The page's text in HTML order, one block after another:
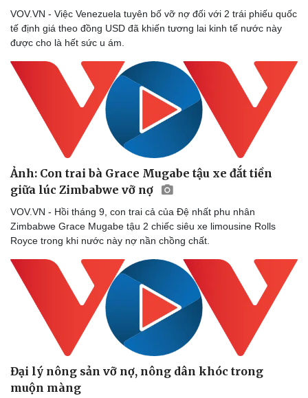
Dinh dưỡng - món ngon
Cây thuốc
Đời sống
Nhà đẹp
VOV.VN - Việc Venezuela tuyên bố vỡ nợ đối với 2 trái phiếu quốc
tế định giá theo đồng USD đã khiến tương lai kinh tế nước này
được cho là hết sức u ám.
Ảnh: Con trai bà Grace Mugabe tậu xe đắt tiền
giữa lúc Zimbabwe vỡ nợ
VOV.VN - Hồi tháng 9, con trai cả của Đệ nhất phu nhân
Zimbabwe Grace Mugabe tậu 2 chiếc siêu xe limousine Rolls
Royce trong khi nước này nợ nần chồng chất.
Đại lý nông sản vỡ nợ, nông dân khóc trong
muộn màng